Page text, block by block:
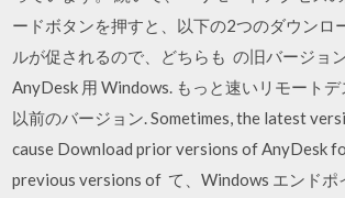
ードボタンを押すと、以下の2つのダウンロ
ルが促されるので、どちらも の旧バージョ
AnyDesk 用 Windows. もっと速いリモートデ
以前のバージョン. Sometimes, the latest
cause Download prior versions of AnyDesk
previous versions of て、Windows エンドポ